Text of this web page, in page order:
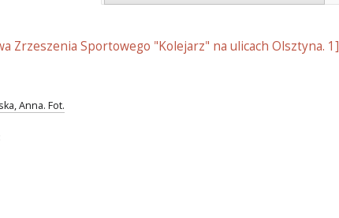
Zrzeszenia Sportowego "Kolejarz" na ulicach Olsztyna. 1]
Anna. Fot.